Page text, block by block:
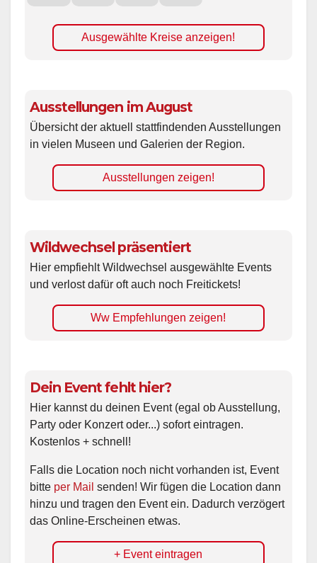
Ausgewählte Kreise anzeigen!
Ausstellungen im August
Übersicht der aktuell stattfindenden Ausstellungen
in vielen Museen und Galerien der Region.
Ausstellungen zeigen!
Wildwechsel präsentiert
Hier empfiehlt Wildwechsel ausgewählte Events
und verlost dafür oft auch noch Freitickets!
Ww Empfehlungen zeigen!
Dein Event fehlt hier?
Hier kannst du deinen Event (egal ob Ausstellung,
Party oder Konzert oder...) sofort eintragen.
Kostenlos + schnell!
Falls die Location noch nicht vorhanden ist, Event
bitte per Mail senden! Wir fügen die Location dann
hinzu und tragen den Event ein. Dadurch verzögert
das Online-Erscheinen etwas.
+ Event eintragen